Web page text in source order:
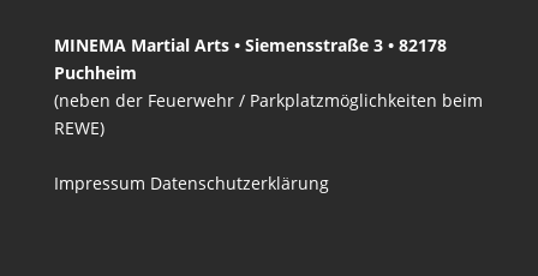
MINEMA Martial Arts • Siemensstraße 3 • 82178
Puchheim
(neben der Feuerwehr / Parkplatzmöglichkeiten beim
REWE)
Impressum Datenschutzerklärung